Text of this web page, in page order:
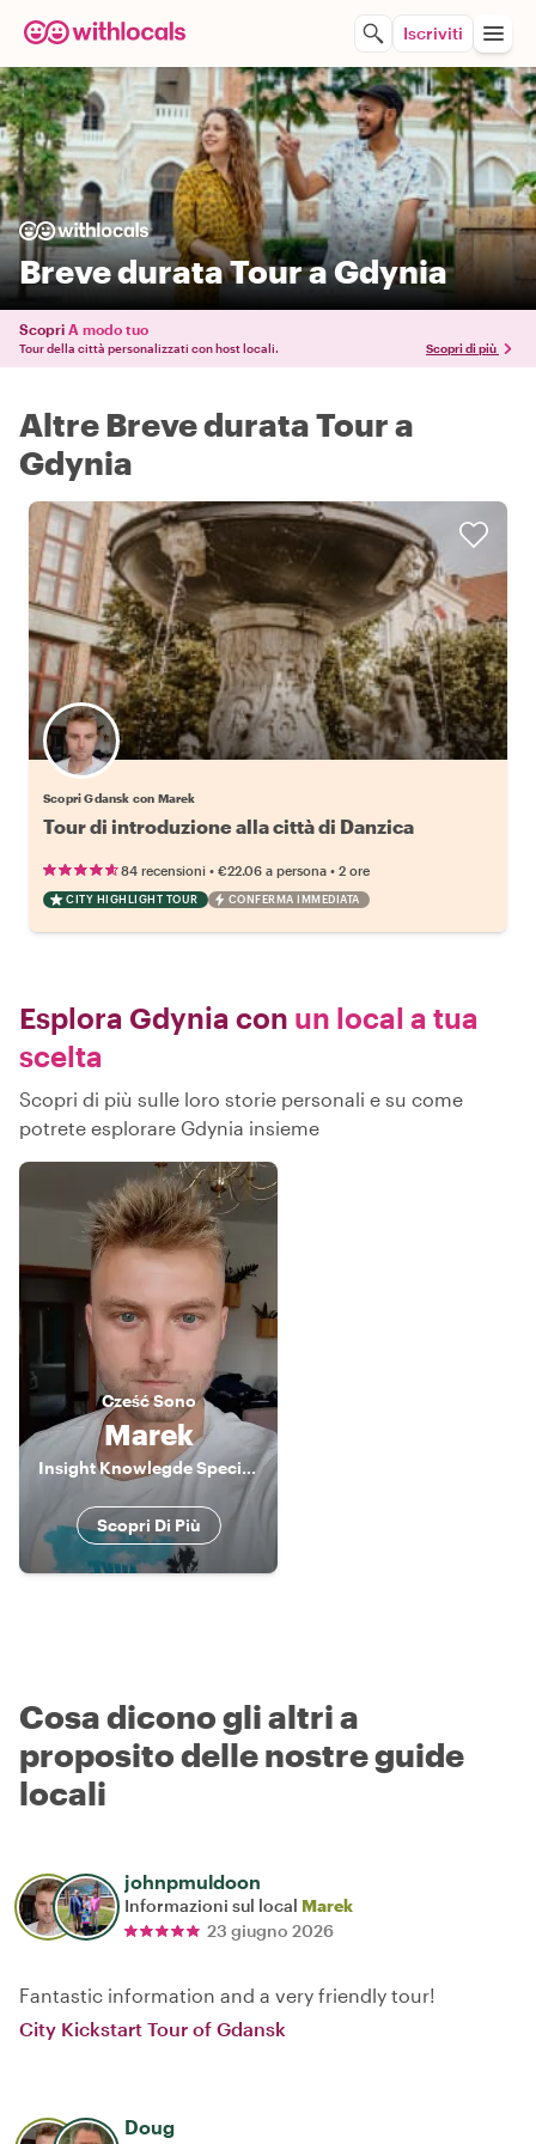
Iscriviti
Breve durata Tour a Gdynia
Scopri A modo tuo
Tour della città personalizzati con host locali. Scopri di più
Altre Breve durata Tour a
Gdynia
Scopri Gdansk con Marek
Tour di introduzione alla città di Danzica
84 recensioni • €22.06 a persona • 2 ore
CITY HIGHLIGHT TOUR CONFERMA IMMEDIATA
Esplora Gdynia con un local a tua
scelta
Scopri di più sulle loro storie personali e su come
potrete esplorare Gdynia insieme
CześćSono
Marek
Insight Knowlegde Specialist
Scopri Di Più
Cosa dicono gli altri a
proposito delle nostre guide
locali
johnpmuldoon
Informazioni sul local Marek
23 giugno 2026
Fantastic information and a very friendly tour!
City Kickstart Tour of Gdansk
Doug